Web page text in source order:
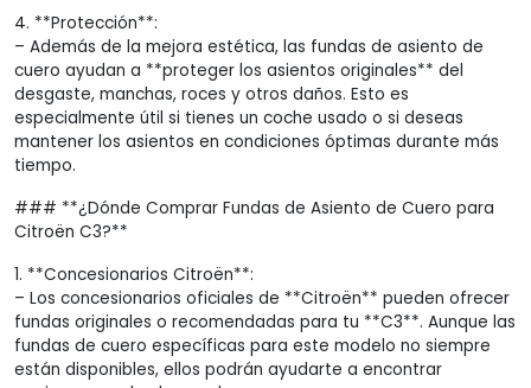
4. **Protección**:
– Además de la mejora estética, las fundas de asiento de
cuero ayudan a **proteger los asientos originales** del
desgaste, manchas, roces y otros daños. Esto es
especialmente útil si tienes un coche usado o si deseas
mantener los asientos en condiciones óptimas durante más
tiempo.
### **¿Dónde Comprar Fundas de Asiento de Cuero para
Citroën C3?**
1. **Concesionarios Citroën**:
– Los concesionarios oficiales de **Citroën** pueden ofrecer
fundas originales o recomendadas para tu **C3**. Aunque las
fundas de cuero específicas para este modelo no siempre
están disponibles, ellos podrán ayudarte a encontrar